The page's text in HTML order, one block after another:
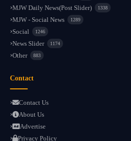
MJW Daily News(Post Slider) 1338
MJW - Social News 1289
Social 1246
News Slider 1174
Other 883
Contact
Contact Us
About Us
Advertise
Privacy Policy